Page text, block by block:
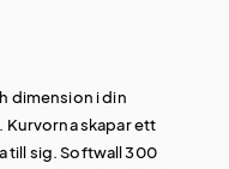
dimension i din
Kurvorna skapar ett
till sig. Softwall 300